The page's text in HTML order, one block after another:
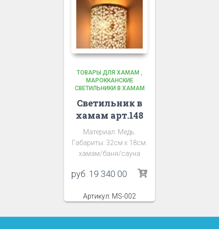
ТОВАРЫ ДЛЯ ХАМАМ
МАРОККАНСКИЕ
СВЕТИЛЬНИКИ В ХАМАМ
Светильник в
хамам арт.148
Материал: Медь.
Габариты: 32см х 18см.
хамам/баня/сауна
руб. 19 340 00
Артикул: MS-002